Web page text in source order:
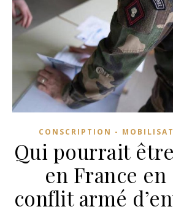
CONSCRIPTION -
Qui pourrait
en France en
conflit armé